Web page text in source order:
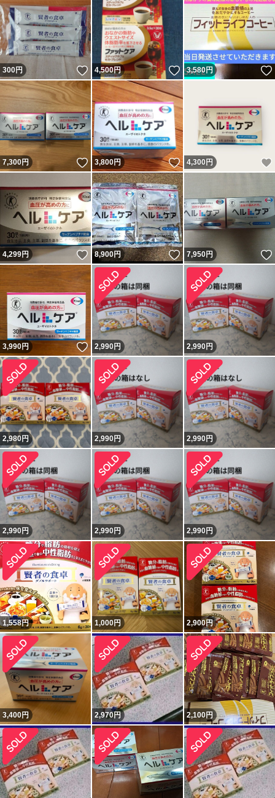
300円 いいね！
4,500円 いいね！
3,580円
7,300円 いいね！
3,800円 いいね！
4,300 円
4,299円 いいね！
8,900円 いいね！
7,950円
3,990円 いいね！
2,990円 2,990円
2,980円 2,990円 2,990円
2,990円 2,990円 2,990円
1,558円 1,000円 2,900円
3,400円 2,970円 2,100円